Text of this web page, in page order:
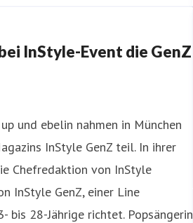
InStyle-Event die GenZ
und ebelin nahmen in München
InStyle GenZ teil. In ihrer
Chefredaktion von InStyle
InStyle GenZ, einer Line
bis 28-Jährige richtet. Popsängerin